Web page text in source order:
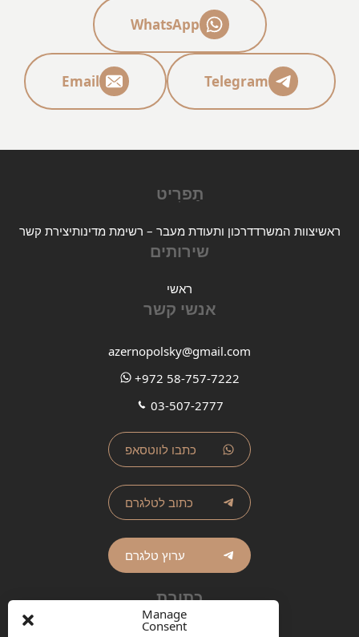
Manage
Consent
WhatsApp
Telegram
Email
תַפרִיט
ראשיצוות המשרדדרכון ותעודת מעבר – רשימת מדינותיצירת קשר
שירותים
ראשי
אנשי קשר
azernopolsky@gmail.com
+972 58-757-7222
03-507-2777
כתבו לווטסאפ
כתוב לטלגרם
ערוץ טלגרם
כתובת